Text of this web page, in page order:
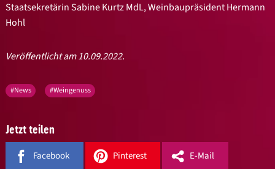
Staatsekretärin Sabine Kurtz MdL, Weinbaupräsident Hermann
Hohl
Veröffentlicht am 10.09.2022.
#News #Weingenuss
Jetzt teilen
Facebook Pinterest E-Mail